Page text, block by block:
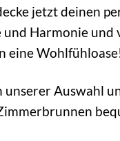
jetzt deinen
und Harmonie und
eine
unserer Auswahl